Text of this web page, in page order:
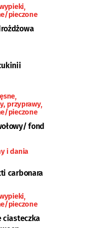
pieczone
przyprawy
pieczone
fond
i dania
carbonara
pieczone
ciasteczka